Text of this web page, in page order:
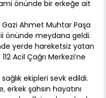
önünde bir erkeğe ait
Gazi Ahmet Muhtar Paşa
önünde meydana geldi.
yerde hareketsiz yatan
Acil Çağrı Merkezi’ne
ekipleri sevk edildi.
erkek şahsın hayatını